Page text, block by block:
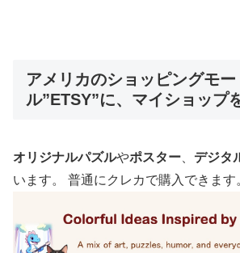
アメリカのショッピングモー
ル”ETSY”に、マイショップ
オリジナルパズルやポスター デジタ
います。 普通にクレカで購入できます